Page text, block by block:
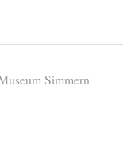
Simmern